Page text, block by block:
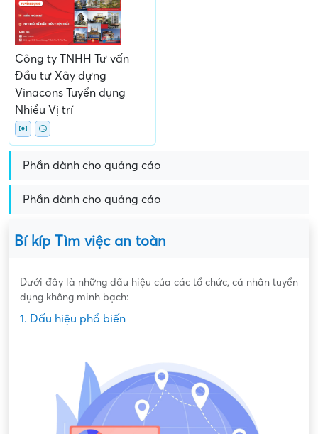
Công ty TNHH Tư vấn
Đầu tư Xây dựng
Vinacons Tuyển dụng
Nhiều Vị trí
Phần dành cho quảng cáo
Phần dành cho quảng cáo
Bí kíp Tìm việc an toàn
Dưới đây là những dấu hiệu của các tổ chức, cá nhân tuyển
dụng không minh bạch:
1. Dấu hiệu phổ biến